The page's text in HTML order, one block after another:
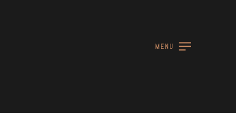
MENU